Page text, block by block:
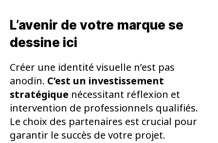
L’avenir de votre marque se
dessine ici
Créer une identité visuelle n’est pas
anodin. C’est un investissement
stratégique nécessitant réflexion et
intervention de professionnels qualifiés.
Le choix des partenaires est crucial pour
garantir le succès de votre projet.